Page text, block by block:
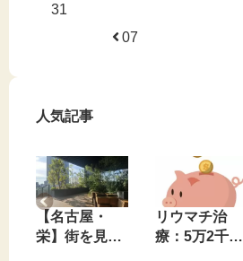
31
07
人気記事
【名古屋・
栄】街を見下
リウマチ治
療：5万2千円